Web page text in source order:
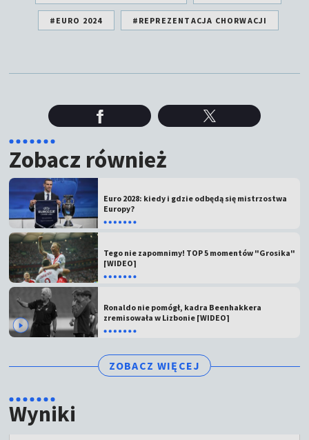
#EURO 2024 #REPREZENTACJA CHORWACJI
Zobacz również
Euro 2028: kiedy i gdzie odbędą się mistrzostwa
Europy?
Tego nie zapomnimy! TOP 5 momentów "Grosika"
[WIDEO]
Ronaldo nie pomógł, kadra Beenhakkera
zremisowała w Lizbonie [WIDEO]
ZOBACZ WIĘCEJ
Wyniki